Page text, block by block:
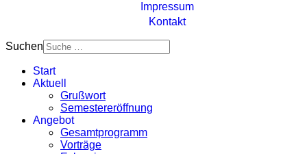
Impressum
Kontakt
Suchen
Start
Aktuell
Grußwort
Semestereröffnung
Angebot
Gesamtprogramm
Vorträge